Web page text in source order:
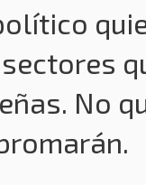
No